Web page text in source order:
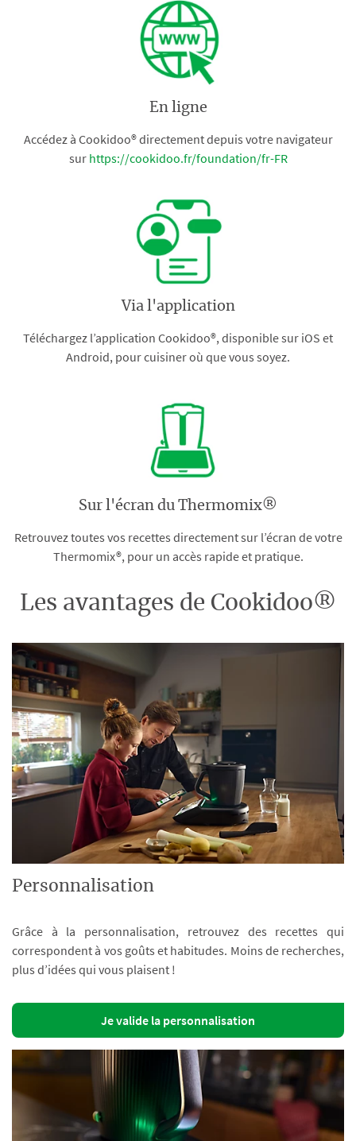
En ligne
Accédez à Cookidoo® directement depuis votre navigateur
sur https://cookidoo.fr/foundation/fr-FR
Via l'application
Téléchargez l’application Cookidoo®, disponible sur iOS et
Android, pour cuisiner où que vous soyez.
Sur l'écran du Thermomix®
Retrouvez toutes vos recettes directement sur l’écran de votre
Thermomix®, pour un accès rapide et pratique.
Les avantages de Cookidoo®
Personnalisation
Grâce à la personnalisation, retrouvez des recettes qui
correspondent à vos goûts et habitudes. Moins de recherches,
plus d’idées qui vous plaisent !
Je valide la personnalisation